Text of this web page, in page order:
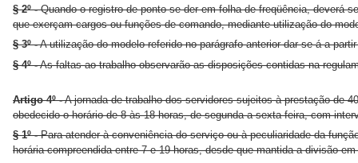
§ 2º -Quando o registro de ponto se der em folha de freqüência, deverá
que exerçam cargos ou funções de comando, mediante utilização do
§ 3º -A utilização do modelo referido no parágrafo anterior dar-se-á a
§ 4º -As faltas ao trabalho observarão as disposições contidas na
Artigo 4º -A jornada de trabalho dos servidores sujeitos à prestação de
obedecido o horário de 8 às 18 horas, de segunda a sexta-feira, com
§ 1º -Para atender à conveniência do serviço ou à peculiaridade da
horária compreendida entre 7 e 19 horas, desde que mantida a divisão